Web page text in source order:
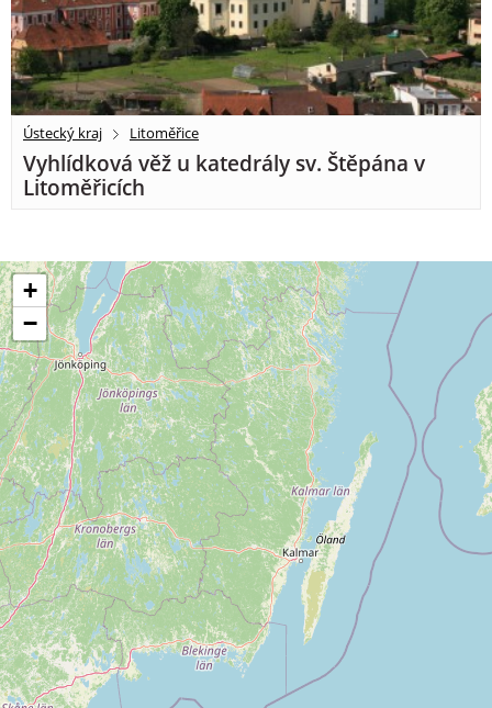
Ústecký kraj Litoměřice
Vyhlídková věž u katedrály sv. Štěpána v
Litoměřicích
+
−